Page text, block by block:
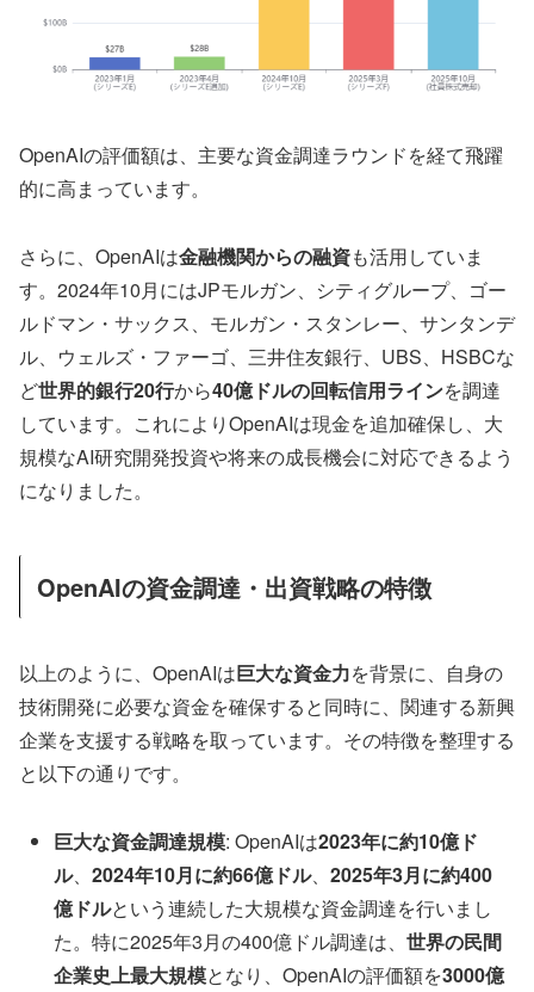
OpenAIの評価額は、主要な資金調達ラウンドを経て飛躍
的に高まっています。
さらに、OpenAIは金融機関からの融資も活用していま
す。2024年10月にはJPモルガン、シティグループ、ゴー
ルドマン・サックス、モルガン・スタンレー、サンタンデ
ル、ウェルズ・ファーゴ、三井住友銀行、UBS、HSBCな
ど世界的銀行20行から40億ドルの回転信用ラインを調達
しています。これによりOpenAIは現金を追加確保し、大
規模なAI研究開発投資や将来の成長機会に対応できるよう
になりました。
OpenAIの資金調達・出資戦略の特徴
以上のように、OpenAIは巨大な資金力を背景に、自身の
技術開発に必要な資金を確保すると同時に、関連する新興
企業を支援する戦略を取っています。その特徴を整理する
と以下の通りです。
巨大な資金調達規模: OpenAIは2023年に約10億ド
ル、2024年10月に約66億ドル、2025年3月に約400
億ドルという連続した大規模な資金調達を行いまし
た。特に2025年3月の400億ドル調達は、世界の民間
企業史上最大規模となり、OpenAIの評価額を3000億